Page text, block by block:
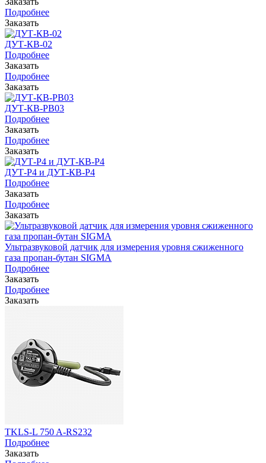
Подробнее
Заказать
ДУТ-КВ-02
Подробнее
Заказать
Подробнее
Заказать
ДУТ-КВ-РВ03
Подробнее
Заказать
Подробнее
Заказать
ДУТ-Р4 и ДУТ-КВ-Р4
Подробнее
Заказать
Подробнее
Заказать
Ультразвуковой датчик для измерения уровня сжиженного
газа пропан-бутан SIGMA
Подробнее
Заказать
Подробнее
Заказать
TKLS-L 750 A-RS232
Подробнее
Заказать